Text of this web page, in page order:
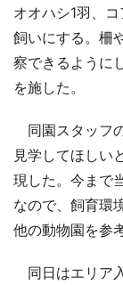
オオハシ1羽、
飼いにする。柵
察できるように
を施した。
同園スタッフ
見学してほしい
現した。今まで
なので、飼育環
他の動物園を参
同日はエリア